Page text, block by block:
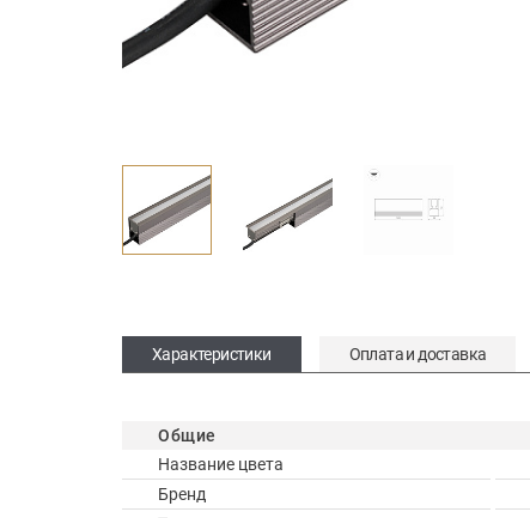
Характеристики Оплата и доставка
Общие
Название цвета
Бренд